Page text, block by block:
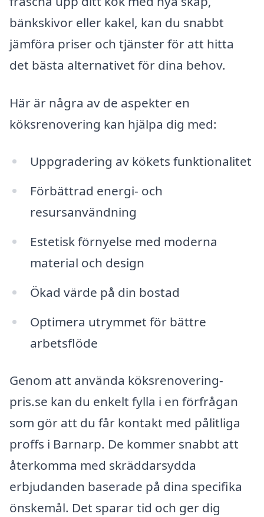
bänkskivor eller kakel, kan du snabbt
jämföra priser och tjänster för att hitta
det bästa alternativet för dina behov.
Här är några av de aspekter en
köksrenovering kan hjälpa dig med:
Uppgradering av kökets funktionalitet
Förbättrad energi- och
resursanvändning
Estetisk förnyelse med moderna
material och design
Ökad värde på din bostad
Optimera utrymmet för bättre
arbetsflöde
Genom att använda köksrenovering-
pris.se kan du enkelt fylla i en förfrågan
som gör att du får kontakt med pålitliga
proffs i Barnarp. De kommer snabbt att
återkomma med skräddarsydda
erbjudanden baserade på dina specifika
önskemål. Det sparar tid och ger dig